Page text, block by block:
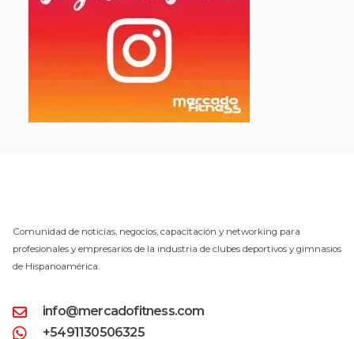
Comunidad de noticias, negocios, capacitación y networking para
profesionales y empresarios de la industria de clubes deportivos y gimnasios
de Hispanoamérica.
info@mercadofitness.com
+5491130506325